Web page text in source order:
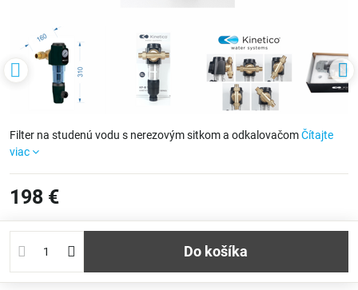
Filter na studenú vodu s nerezovým sitkom a odkalovačomČítajte
viac
198 €
Do košíka